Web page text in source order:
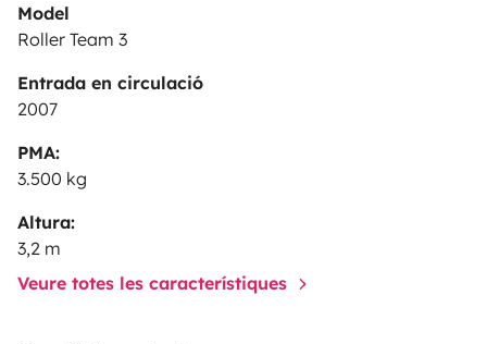
Model
Roller Team 3
Entrada en circulació
2007
PMA:
3.500 kg
Altura:
3,2 m
Veure totes les característiques